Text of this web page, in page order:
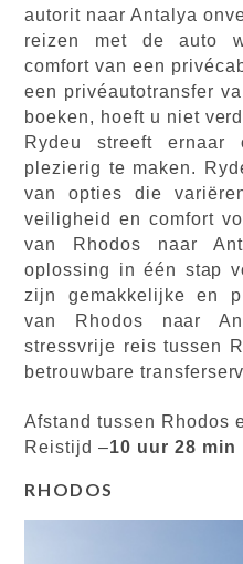
autorit naar Antalya
reizen met de auto
comfort van een
een privéautotransfer
boeken, hoeft u niet
Rydeu streeft
plezierig te maken.
van opties die
veiligheid en comfort
van Rhodos naar
oplossing in één stap
zijn gemakkelijke en
van Rhodos naar
stressvrije reis tussen
betrouwbare
Afstand tussen Rhodos
Reistijd –10 uur 28 min
RHODOS